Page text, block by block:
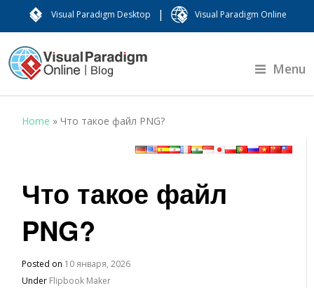
Visual Paradigm Desktop | Visual Paradigm Online
Menu
Home »Что такое файл PNG?
Что такое файл
PNG?
Posted on 10 января, 2026
Under Flipbook Maker